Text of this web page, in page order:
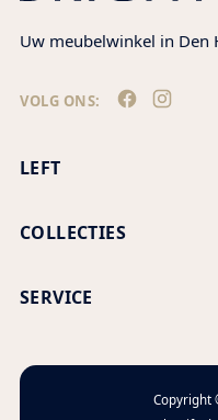
Uw meubelwinkel in Den
VOLG ONS:
LEFT
COLLECTIES
SERVICE
Copyright